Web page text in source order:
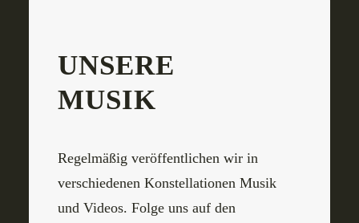
UNSERE
MUSIK
Regelmäßig veröffentlichen wir in
verschiedenen Konstellationen Musik
und Videos. Folge uns auf den